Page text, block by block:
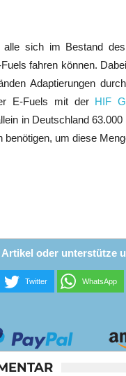
sich im Bestand
fahren können.
Adaptierungen
E-Fuels mit der HIF
in Deutschland
benötigen, um diese
Artikel oder unterstütze
Twitter WhatsApp